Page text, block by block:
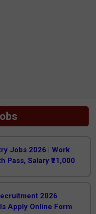
Jobs 2026 | Work
Pass, Salary ₹21,000
2026
Apply Online Form